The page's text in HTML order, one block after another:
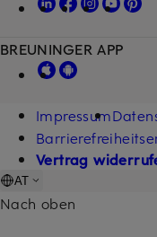
BREUNINGER APP
Impressum
Vertrag
AT
Nach oben